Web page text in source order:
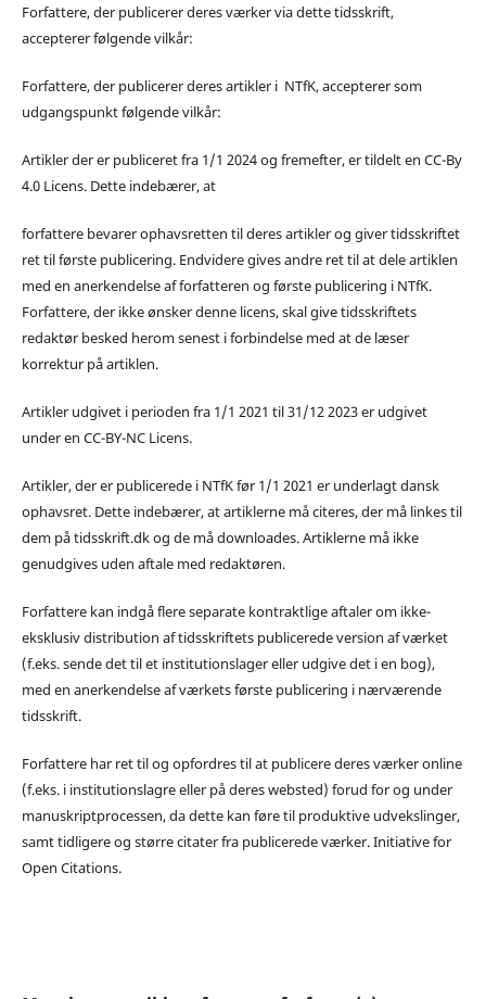
Forfattere, der publicerer deres værker via dette tidsskrift,
accepterer følgende vilkår:
Forfattere, der publicerer deres artikler i NTfK, accepterer som
udgangspunkt følgende vilkår:
Artikler der er publiceret fra 1/1 2024 og fremefter, er tildelt en CC-By
4.0 Licens. Dette indebærer, at
forfattere bevarer ophavsretten til deres artikler og giver tidsskriftet
ret til første publicering. Endvidere gives andre ret til at dele artiklen
med en anerkendelse af forfatteren og første publicering i NTfK.
Forfattere, der ikke ønsker denne licens, skal give tidsskriftets
redaktør besked herom senest i forbindelse med at de læser
korrektur på artiklen.
Artikler udgivet i perioden fra 1/1 2021 til 31/12 2023 er udgivet
under en CC-BY-NC Licens.
Artikler, der er publicerede i NTfK før 1/1 2021 er underlagt dansk
ophavsret. Dette indebærer, at artiklerne må citeres, der må linkes til
dem på tidsskrift.dk og de må downloades. Artiklerne må ikke
genudgives uden aftale med redaktøren.
Forfattere kan indgå flere separate kontraktlige aftaler om ikke-
eksklusiv distribution af tidsskriftets publicerede version af værket
(f.eks. sende det til et institutionslager eller udgive det i en bog),
med en anerkendelse af værkets første publicering i nærværende
tidsskrift.
Forfattere har ret til og opfordres til at publicere deres værker online
(f.eks. i institutionslagre eller på deres websted) forud for og under
manuskriptprocessen, da dette kan føre til produktive udvekslinger,
samt tidligere og større citater fra publicerede værker. Initiative for
Open Citations.